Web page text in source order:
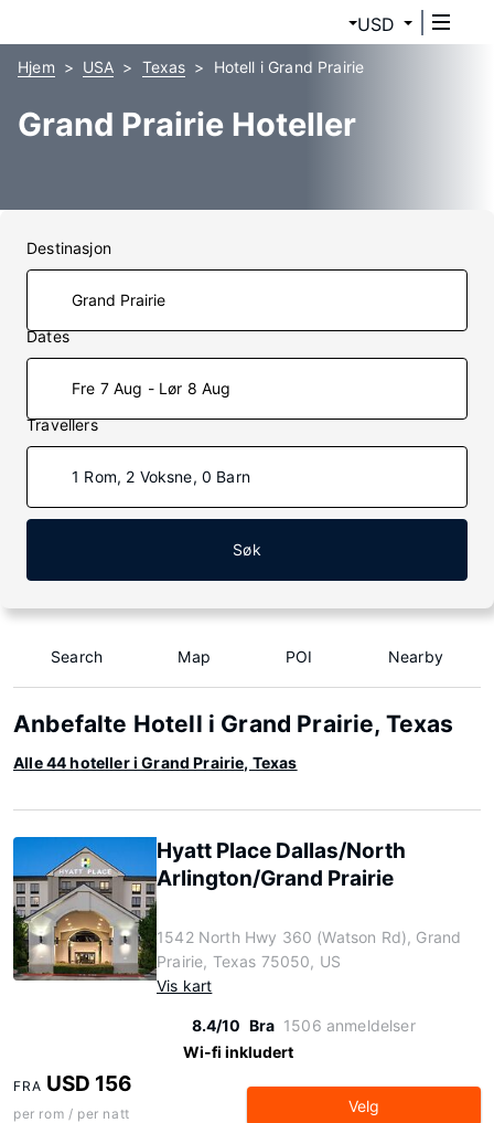
USD
Hjem USA Texas Hotell i Grand Prairie
Grand Prairie Hoteller
Destinasjon
Dates
Fre 7 Aug - Lør 8 Aug
Travellers
1 Rom, 2 Voksne, 0 Barn
Søk
Search Map POI Nearby
Anbefalte Hotell i Grand Prairie, Texas
Alle 44 hoteller i Grand Prairie, Texas
Hyatt Place Dallas/North
Arlington/Grand Prairie
1542 North Hwy 360 (Watson Rd), Grand
Prairie, Texas 75050, US
Vis kart
8.4/10 Bra 1506 anmeldelser
Wi-fi inkludert
FRA USD 156
per rom / per natt Velg